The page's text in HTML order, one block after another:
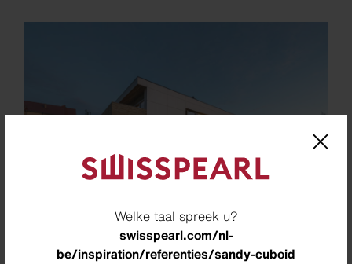
Welke taal spreek u?
swisspearl.com/nl-
be/inspiration/referenties/sandy-cuboid